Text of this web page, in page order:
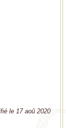
le 17 aoû 2020